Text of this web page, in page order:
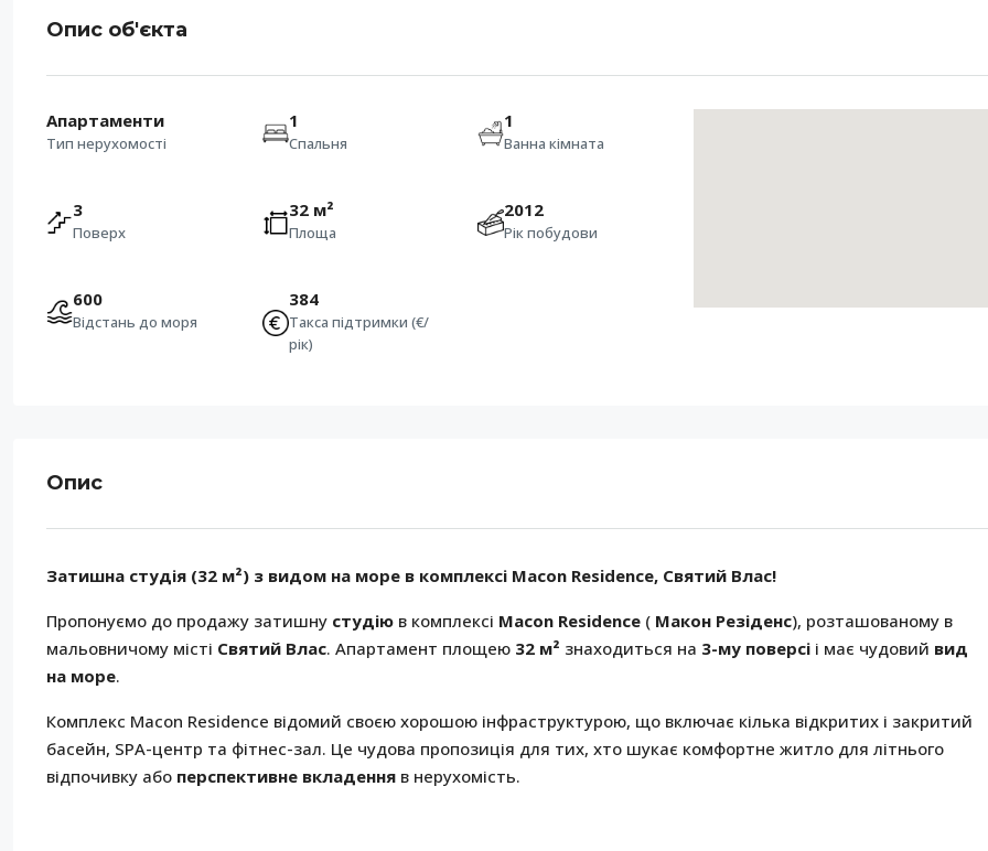
Опис об'єкта
Апартаменти
Тип нерухомості
1
Спальня
1
Ванна кімната
3
Поверх
32 м²
Площа
2012
Рік побудови
600
Відстань до моря
384
Такса підтримки (€/
рік)
Опис
Затишна студія (32 м²) з видом на море в комплексі Macon Residence, Святий Влас!
Пропонуємо до продажу затишну студію в комплексі Macon Residence ( Макон Резіденс), розташованому в
мальовничому місті Святий Влас. Апартамент площею 32 м² знаходиться на 3-му поверсі і має чудовий вид
на море.
Комплекс Macon Residence відомий своєю хорошою інфраструктурою, що включає кілька відкритих і закритий
басейн, SPA-центр та фітнес-зал. Це чудова пропозиція для тих, хто шукає комфортне житло для літнього
відпочивку або перспективне вкладення в нерухомість.